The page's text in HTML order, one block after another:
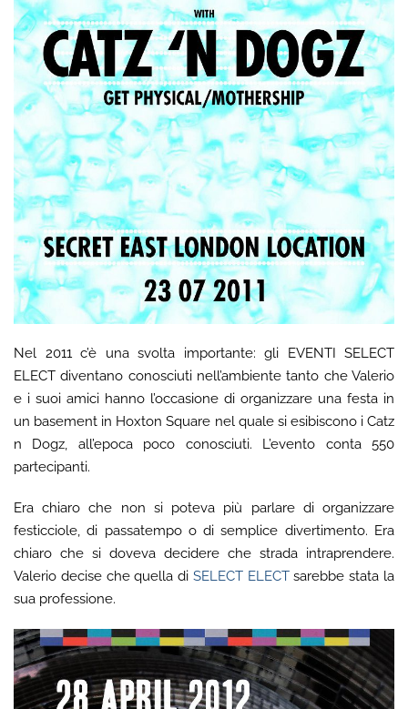
Nel 2011 c’è una svolta importante: gli EVENTI SELECT
ELECT diventano conosciuti nell’ambiente tanto che Valerio
e i suoi amici hanno l’occasione di organizzare una festa in
un basement in Hoxton Square nel quale si esibiscono i Catz
n Dogz, all’epoca poco conosciuti. L’evento conta 550
partecipanti.
Era chiaro che non si poteva più parlare di organizzare
festicciole, di passatempo o di semplice divertimento. Era
chiaro che si doveva decidere che strada intraprendere.
Valerio decise che quella di SELECT ELECTsarebbe stata la
sua professione.